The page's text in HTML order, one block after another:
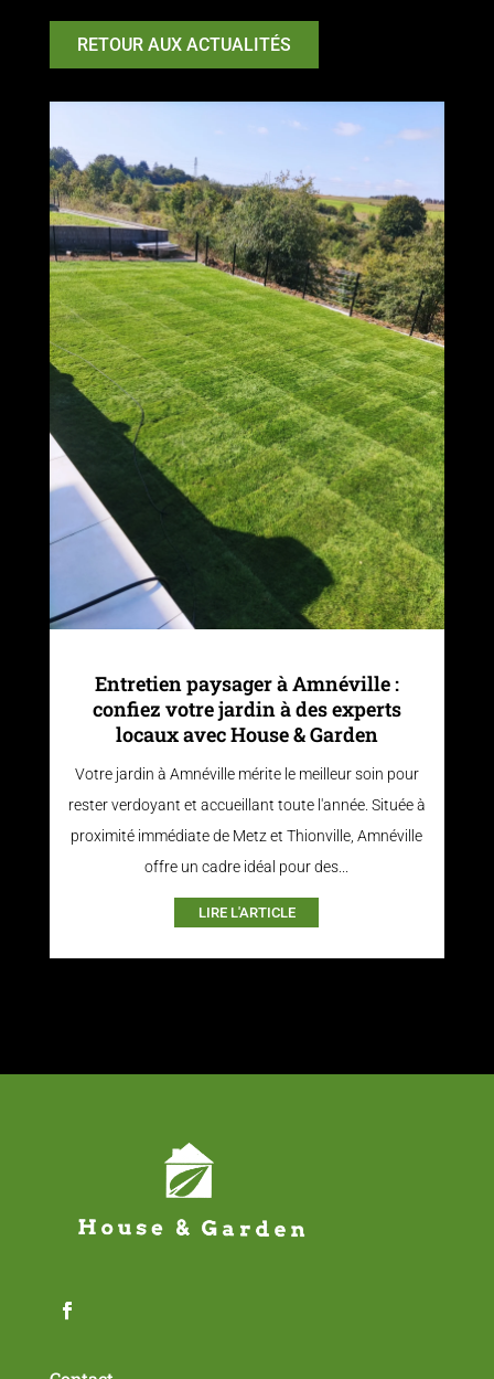
RETOUR AUX ACTUALITÉS
Entretien paysager à Amnéville :
confiez votre jardin à des experts
locaux avec House & Garden
Votre jardin à Amnéville mérite le meilleur soin pour
rester verdoyant et accueillant toute l'année. Située à
proximité immédiate de Metz et Thionville, Amnéville
offre un cadre idéal pour des...
LIRE L'ARTICLE